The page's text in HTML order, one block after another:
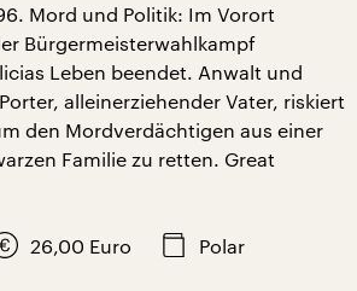
Mord und Politik: Im Vorort
Bürgermeisterwahlkampf
Leben beendet. Anwalt und
alleinerziehender Vater, riskiert
den Mordverdächtigen aus einer
Familie zu retten. Great
26,00 Euro Polar